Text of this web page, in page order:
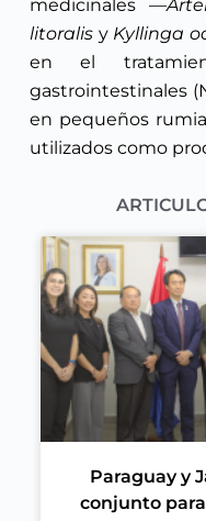
medicinales —
litoralisy Kyllinga
en el
gastrointestinales
en pequeños
utilizados como
Paraguay y
conjunto